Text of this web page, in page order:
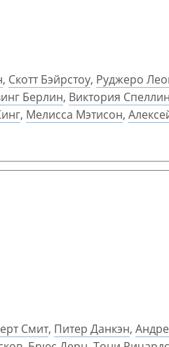
, Скотт Бэйрстоу, Руджеро
Берлин, Виктория
, Мелисса Мэтисон,
Смит, Питер Данкэн,